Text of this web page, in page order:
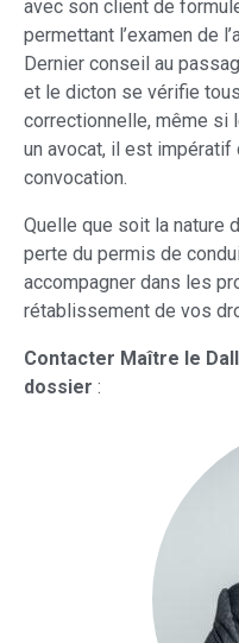
avec son client de
permettant l’examen de
Dernier conseil au
et le dicton se vérifie
correctionnelle, même si
un avocat, il est impératif
convocation.
Quelle que soit la nature
perte du permis de
accompagner dans les
rétablissement de vos
Contacter Maître le
dossier :